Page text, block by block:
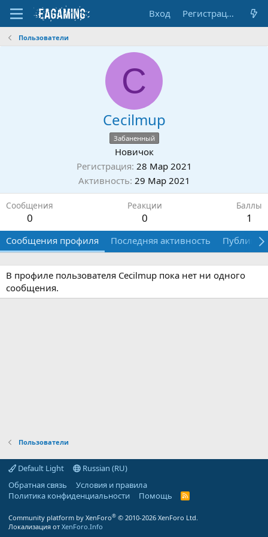
Вход Регистрация
Пользователи
C
Cecilmup
Забаненный
Новичок
Регистрация 28 Мар 2021
Активность 29 Мар 2021
Сообщения
0
Реакции
0
Баллы
1
Сообщения профиля Последняя активность
В профиле пользователя Cecilmup пока нет ни одного
сообщения.
Пользователи
Default Light
Russian (RU)
Обратная связь
Условия и правила
Политика конфиденциальности
Помощь
R
Community platform by XenForo® © 2010-2026 XenForo Ltd.
Локализация от XenForo.Info